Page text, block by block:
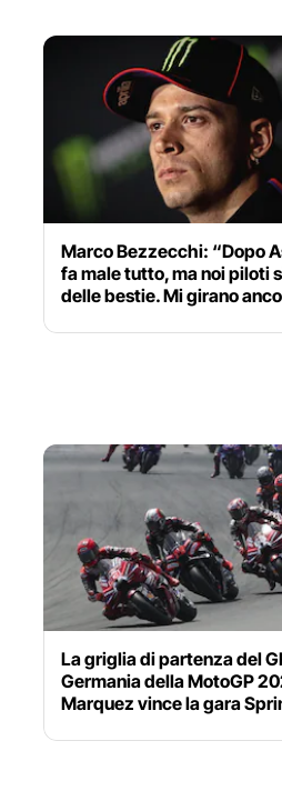
Marco Bezzecchi: “Dopo
fa male tutto, ma noi piloti
delle bestie. Mi girano
La griglia di partenza del
Germania della MotoGP
Marquez vince la gara